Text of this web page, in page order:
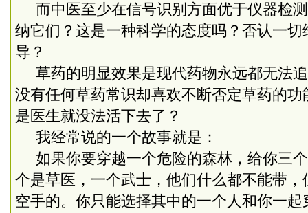
而中医至少在信号识别方面优于仪器检
纳它们？这是一种科学的态度吗？否认一
导？
草药的明显效果是现代药物永远都无法
没有任何草药常识却喜欢不断否定草药的
是医生就没法活下去了？
我经常说的一个故事就是：
如果你要穿越一个危险的森林，给你三
个是草医，一个武士，他们什么都不能带
空手的。你只能选择其中的一个人和你一